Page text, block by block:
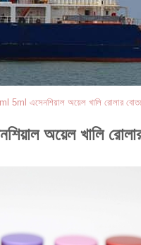
5ml এসেনশিয়াল অয়েল খালি রোলার
অয়েল খালি